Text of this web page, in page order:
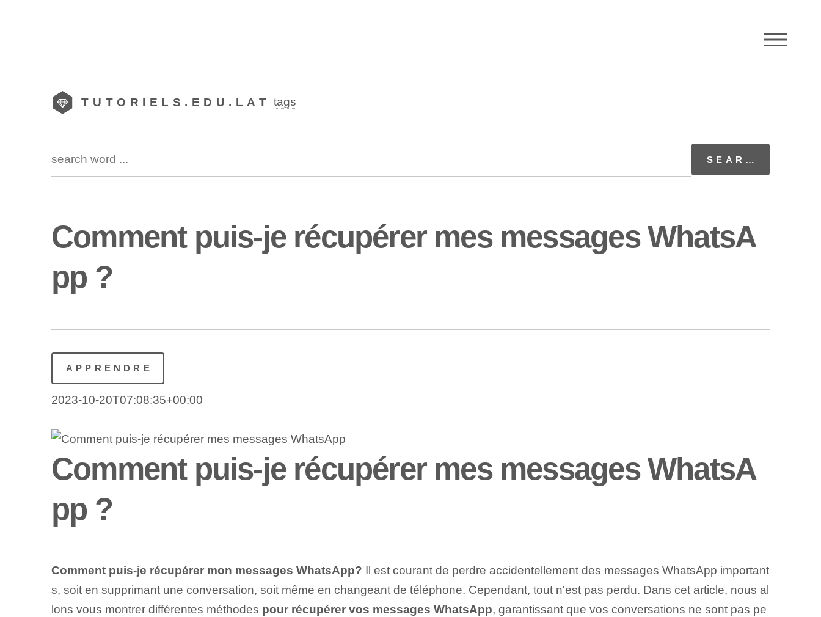
TUTORIELS.EDU.LAT tags
Comment puis-je récupérer mes messages WhatsA
pp ?
APPRENDRE
2023-10-20T07:08:35+00:00
Comment puis-je récupérer mes messages WhatsA
pp ?
Comment puis-je récupérer mon messages WhatsApp? Il est courant de perdre accidentellement des messages WhatsApp important
s, soit en supprimant une conversation, soit même en changeant de téléphone. Cependant, tout n'est pas perdu. Dans cet article, nous al
lons vous montrer différentes méthodes pour récupérer vos messages WhatsApp, garantissant que vos conversations ne sont pas pe